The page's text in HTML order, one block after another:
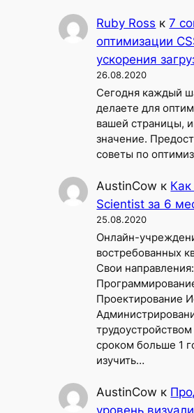
Ruby Ross к7
оптимизации
ускорения
26.08.2020
Сегодня каждый
делаете для
вашей страницы,
значение.
советы по
AustinCow к Как
Scientist за 6
25.08.2020
Онлайн-
востребованных
Свои направления:
Проектирование
сроком больше 1
изучить…
AustinCow к
уровень